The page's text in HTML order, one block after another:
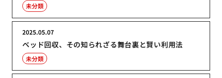
未分類
ベッド回収、その知られざる舞台裏と賢い利用法
2025.05.07
未分類